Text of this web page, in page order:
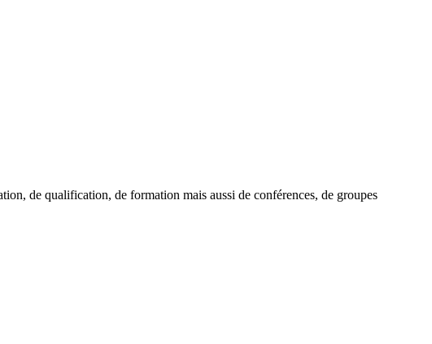
de qualification, de formation mais aussi de conférences, de groupes